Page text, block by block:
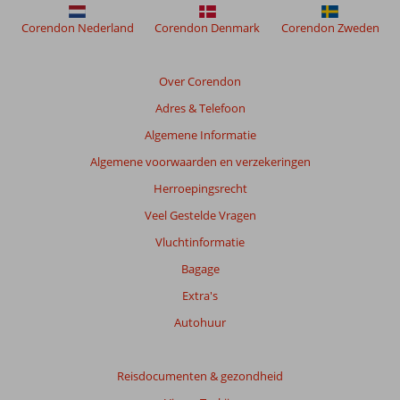
weergegeven
om
garanderen.
Over Corendon
Adres & Telefoon
Algemene Informatie
Algemene voorwaarden en verzekeringen
Herroepingsrecht
Veel Gestelde Vragen
Vluchtinformatie
Bagage
Extra's
Autohuur
Reisdocumenten & gezondheid
Corendon Nederland Corendon Denmark Corendon Zweden